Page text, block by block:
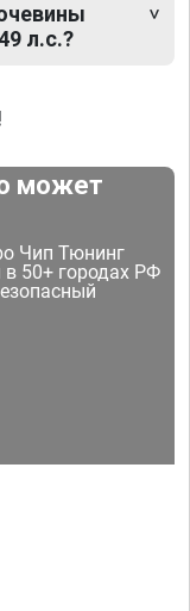
л.с.?
может
Чип Тюнинг
50+ городах РФ